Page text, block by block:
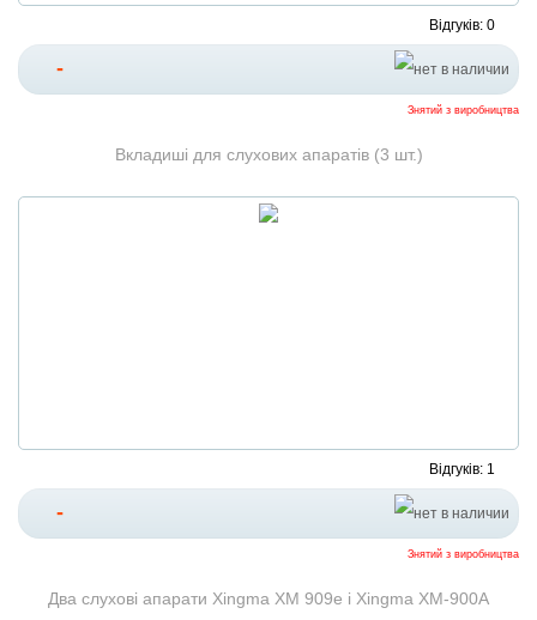
Відгуків: 0
-
Знятий з виробництва
Вкладиші для слухових апаратів (3 шт.)
Відгуків: 1
-
Знятий з виробництва
Два слухові апарати Xingmа XM 909e і Xingma XM-900A